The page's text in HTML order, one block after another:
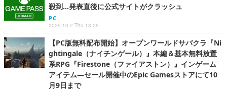
殺到…発表直後に公式サイトがクラッシュ
PC
2025.10.2 Thu 13:09
【PC版無料配布開始】オープンワールドサバクラ『Ni
ghtingale（ナイチンゲール）』本編＆基本無料放置
系RPG『Firestone（ファイアストン）』インゲーム
アイテム―セール開催中のEpic Gamesストアにて10
月9日まで